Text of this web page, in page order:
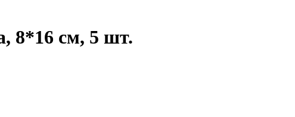
8*16 см, 5 шт.